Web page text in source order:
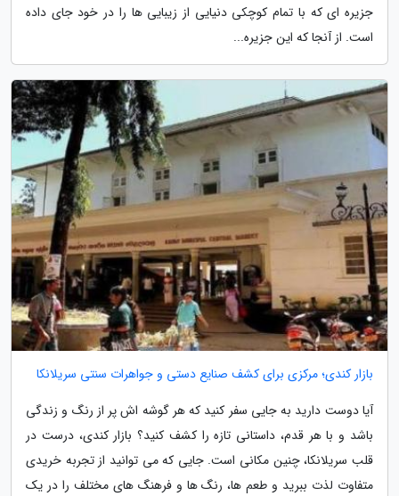
جزیره ای که با تمام کوچکی دنیایی از زیبایی ها را در خود جای داده
است. از آنجا که این جزیره...
بازار کندی؛ مرکزی برای کشف صنایع دستی و جواهرات سنتی سریلانکا
آیا دوست دارید به جایی سفر کنید که هر گوشه اش پر از رنگ و زندگی
باشد و با هر قدم، داستانی تازه را کشف کنید؟ بازار کندی، درست در
قلب سریلانکا، چنین مکانی است. جایی که می توانید از تجربه خریدی
متفاوت لذت ببرید و طعم ها، رنگ ها و فرهنگ های مختلف را در یک